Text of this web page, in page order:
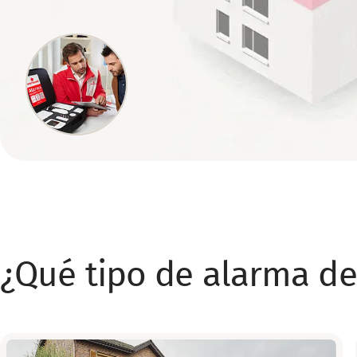
¿Qué tipo de alarma